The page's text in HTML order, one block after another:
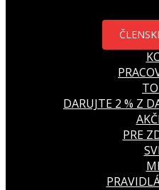
DARUJTE 2 % Z
PRE